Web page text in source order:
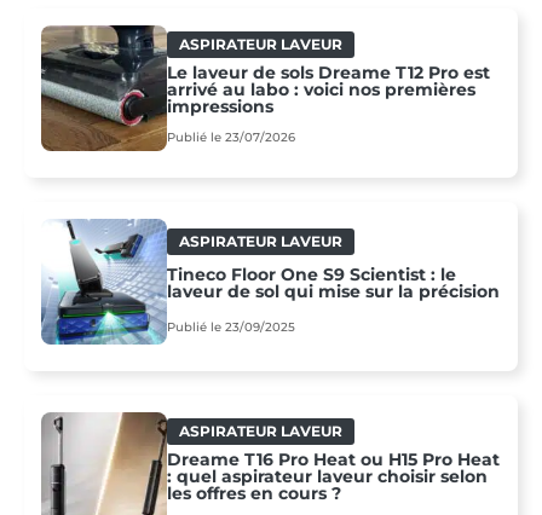
ASPIRATEUR LAVEUR
Le laveur de sols Dreame T12 Pro est
arrivé au labo : voici nos premières
impressions
Publié le 23/07/2026
ASPIRATEUR LAVEUR
Tineco Floor One S9 Scientist : le
laveur de sol qui mise sur la précision
Publié le 23/09/2025
ASPIRATEUR LAVEUR
Dreame T16 Pro Heat ou H15 Pro Heat
: quel aspirateur laveur choisir selon
les offres en cours ?